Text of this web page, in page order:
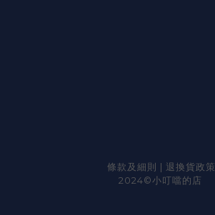
條款及細則 | 退換貨政策
2024©小叮噹的店